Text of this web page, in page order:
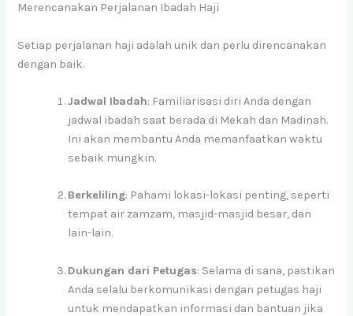
Merencanakan Perjalanan Ibadah Haji
Setiap perjalanan haji adalah unik dan perlu direncanakan
dengan baik.
Jadwal Ibadah: Familiarisasi diri Anda dengan
jadwal ibadah saat berada di Mekah dan Madinah.
Ini akan membantu Anda memanfaatkan waktu
sebaik mungkin.
Berkeliling: Pahami lokasi-lokasi penting, seperti
tempat air zamzam, masjid-masjid besar, dan
lain-lain.
Dukungan dari Petugas: Selama di sana, pastikan
Anda selalu berkomunikasi dengan petugas haji
untuk mendapatkan informasi dan bantuan jika